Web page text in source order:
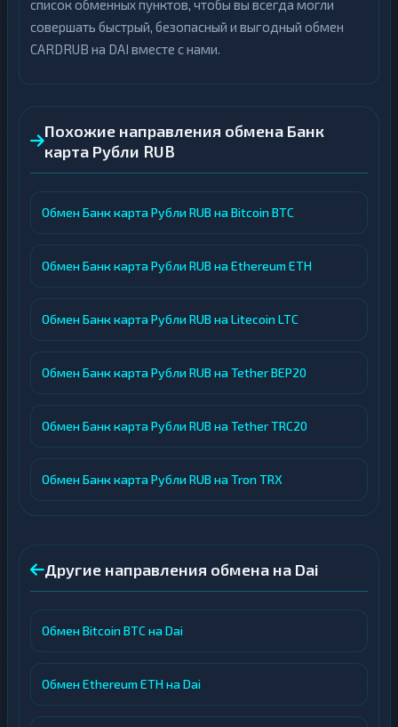
список обменных пунктов, чтобы вы всегда могли
совершать быстрый, безопасный и выгодный обмен
CARDRUB на DAI вместе с нами.
Похожие направления обмена Банк
карта Рубли RUB
Обмен Банк карта Рубли RUB на Bitcoin BTC
Обмен Банк карта Рубли RUB на Ethereum ETH
Обмен Банк карта Рубли RUB на Litecoin LTC
Обмен Банк карта Рубли RUB на Tether BEP20
Обмен Банк карта Рубли RUB на Tether TRC20
Обмен Банк карта Рубли RUB на Tron TRX
Другие направления обмена на Dai
Обмен Bitcoin BTC на Dai
Обмен Ethereum ETH на Dai